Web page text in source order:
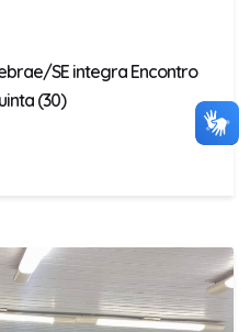
SE integra Encontro
(30)